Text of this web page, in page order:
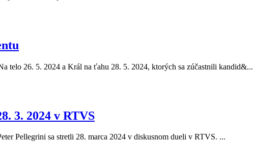
26. 5. 2024 a Král na ťahu 28. 5. 2024, ktorých sa zúčastnili kandid&...
3. 2024 v RTVS
Pellegrini sa stretli 28. marca 2024 v diskusnom dueli v RTVS. ...